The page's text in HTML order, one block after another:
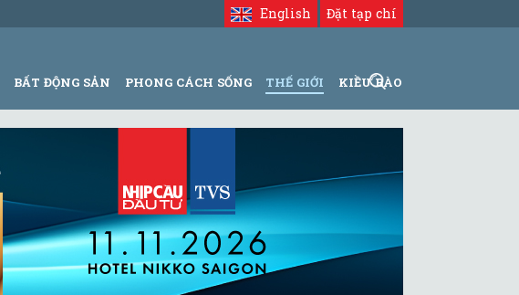
Đặt tạp chí
English
BẤT ĐỘNG SẢN PHONG CÁCH SỐNG THẾ GIỚI KIỀU BÀO